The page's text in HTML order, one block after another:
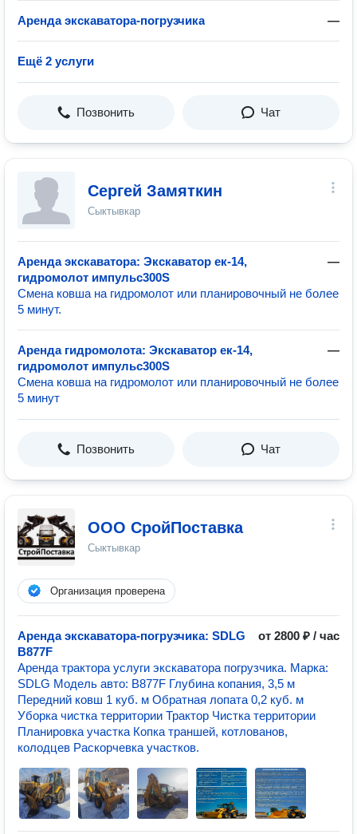
Аренда экскаватора-погрузчика —
Ещё 2 услуги
Позвонить Чат
Сергей Замяткин
Сыктывкар
Аренда экскаватора: Экскаватор ек-14,
гидромолот импульс300S
—
Смена ковша на гидромолот или планировочный не более
5 минут.
Аренда гидромолота: Экскаватор ек-14,
гидромолот импульс300S
—
Смена ковша на гидромолот или планировочный не более
5 минут
Позвонить Чат
ООО СройПоставка
Сыктывкар
Организация проверена
Аренда экскаватора-погрузчика: SDLG
B877F
от 2800 ₽ / час
Аренда трактора услуги экскаватора погрузчика. Марка:
SDLG Модель авто: B877F Глубина копания, 3,5 м
Передний ковш 1 куб. м Обратная лопата 0,2 куб. м
Уборка чистка территории Трактор Чистка территории
Планировка участка Копка траншей, котлованов,
колодцев Раскорчевка участков.